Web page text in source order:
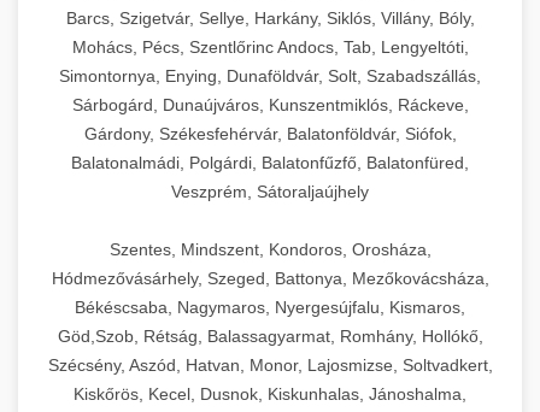
Barcs, Szigetvár, Sellye, Harkány, Siklós, Villány, Bóly,
Mohács, Pécs, Szentlőrinc Andocs, Tab, Lengyeltóti,
Simontornya, Enying, Dunaföldvár, Solt, Szabadszállás,
Sárbogárd, Dunaújváros, Kunszentmiklós, Ráckeve,
Gárdony, Székesfehérvár, Balatonföldvár, Siófok,
Balatonalmádi, Polgárdi, Balatonfűzfő, Balatonfüred,
Veszprém, Sátoraljaújhely
Szentes, Mindszent, Kondoros, Orosháza,
Hódmezővásárhely, Szeged, Battonya, Mezőkovácsháza,
Békéscsaba, Nagymaros, Nyergesújfalu, Kismaros,
Göd,Szob, Rétság, Balassagyarmat, Romhány, Hollókő,
Szécsény, Aszód, Hatvan, Monor, Lajosmizse, Soltvadkert,
Kiskőrös, Kecel, Dusnok, Kiskunhalas, Jánoshalma,